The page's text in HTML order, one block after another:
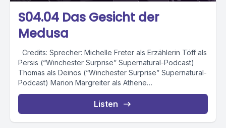
S04.04 Das Gesicht der
Medusa
Credits: Sprecher: Michelle Freter als Erzählerin Töff als
Persis (“Winchester Surprise” Supernatural-Podcast)
Thomas als Deinos (“Winchester Surprise” Supernatural-
Podcast) Marion Margreiter als Athene
(“Sonntagsdrachen” Etsy)...
Listen